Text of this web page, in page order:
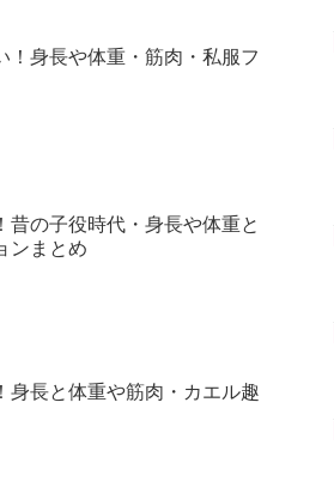
！身長や体重・筋肉・私服フ
昔の子役時代・身長や体重と
ンまとめ
身長と体重や筋肉・カエル趣